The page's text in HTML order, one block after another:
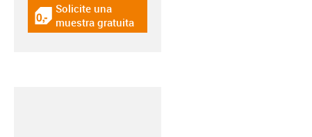
igus-icon-gratismuster
Solicite una
muestra gratuita